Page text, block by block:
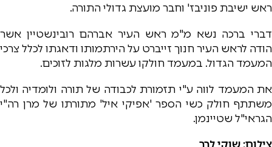
ראש ישיבת פוניבז' וחבר מועצת גדולי התורה.
דברי ברכה נשא מ"מ ראש העיר אברהם רובינשטיין אשר
הודה לראש העיר חנוך זייברט על הירתמותו ודאגתו לכלל צרכי
המעמד הגדול. במעמד חולקו עשרות מלגות לזוכים.
את המעמד לווה ע"י תזמורת לכבודה של תורה ולומדיה ולכל
משתתף חולק כשי הספר 'אפיקי איל' מתורתו של מרן רה"י
הגראי"ל שטיינמן.
צילום: שוקי לרר